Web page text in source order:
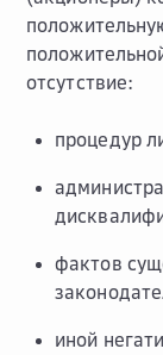
отсутствие:
процедур
фактов
иной